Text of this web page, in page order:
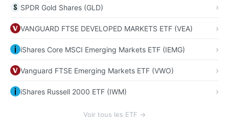
SPDR Gold Shares (GLD)
VANGUARD FTSE DEVELOPED MARKETS ETF (VEA)
iShares Core MSCI Emerging Markets ETF (IEMG)
Vanguard FTSE Emerging Markets ETF (VWO)
iShares Russell 2000 ETF (IWM)
Voir tous les ETF →